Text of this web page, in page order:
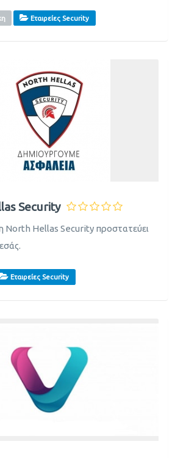
Εταιρείες Security
Security
North Hellas Security προστατεύει
Εταιρείες Security